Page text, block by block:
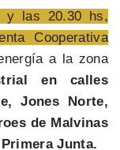
y las 20.30 hs,
Cooperativa
a la zona
en calles
Jones Norte,
de Malvinas
Junta.